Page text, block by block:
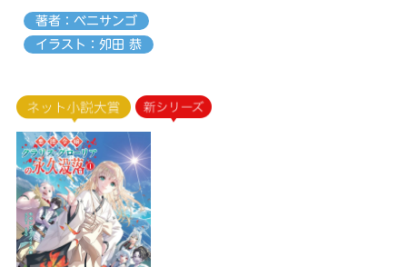
著者：ベニサンゴ
イラスト：夘田 恭